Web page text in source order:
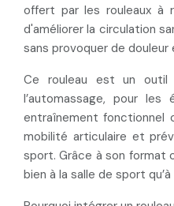
offert par les rouleaux à
d'améliorer la circulation
sans provoquer de douleur
Ce rouleau est un
l’automassage, pour
entraînement fonctionnel
mobilité articulaire et
sport. Grâce à son format
bien à la salle de sport